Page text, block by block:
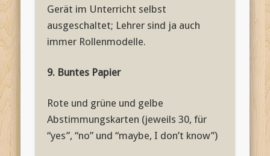
Gerät im Unterricht selbst
ausgeschaltet; Lehrer sind ja auch
immer Rollenmodelle.
9. Buntes Papier
Rote und grüne und gelbe
Abstimmungskarten (jeweils 30, für
“yes”, “no” und “maybe, I don’t know”)